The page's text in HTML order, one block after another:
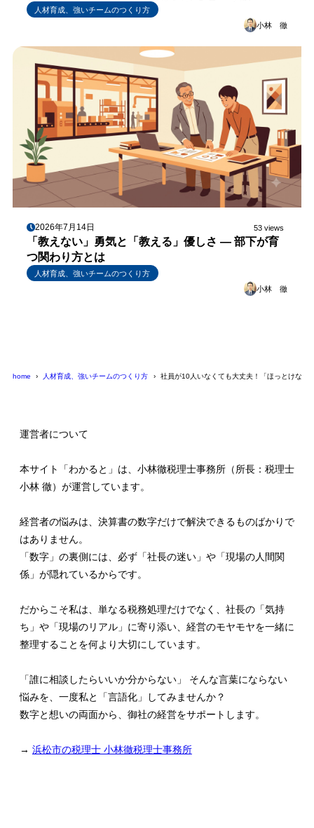
人材育成、強いチームのつくり方
小林 徹
2026年7月14日 53 views
「教えない」勇気と「教える」優しさ ― 部下が育
つ関わり方とは
人材育成、強いチームのつくり方
小林 徹
home 人材育成、強いチームのつくり方 社員が10人いなくても大丈夫！「ほっとけない
運営者について
本サイト「わかると」は、小林徹税理士事務所（所長：税理士
小林 徹）が運営しています。
経営者の悩みは、決算書の数字だけで解決できるものばかりで
はありません。
「数字」の裏側には、必ず「社長の迷い」や「現場の人間関
係」が隠れているからです。
だからこそ私は、単なる税務処理だけでなく、社長の「気持
ち」や「現場のリアル」に寄り添い、経営のモヤモヤを一緒に
整理することを何より大切にしています。
「誰に相談したらいいか分からない」 そんな言葉にならない
悩みを、一度私と「言語化」してみませんか？
数字と想いの両面から、御社の経営をサポートします。
→ 浜松市の税理士 小林徹税理士事務所